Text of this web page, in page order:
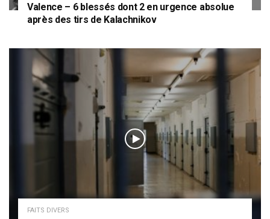
Valence – 6 blessés dont 2 en urgence absolue
après des tirs de Kalachnikov
FAITS DIVERS